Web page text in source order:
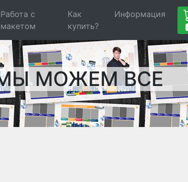
Работа с
макетом
Как
купить?
Информация
МОЖЕМ ВСЕ